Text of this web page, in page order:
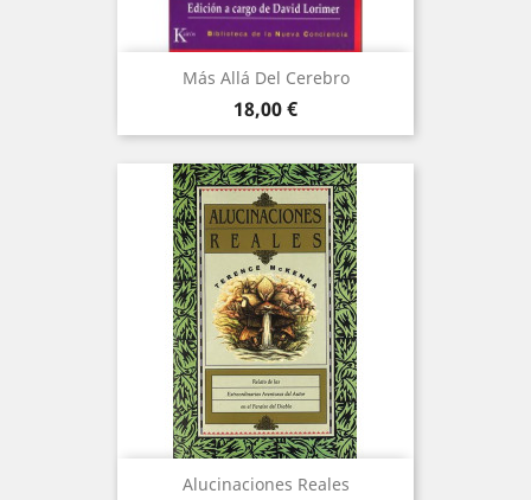
Más Allá Del Cerebro
Precio
18,00 €
Alucinaciones Reales